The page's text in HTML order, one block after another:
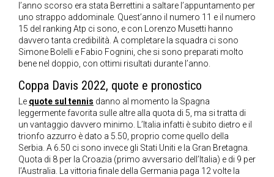
l’anno scorso era stata Berrettini a saltare l’appuntamento per
uno strappo addominale. Quest’anno il numero 11 e il numero
15 del ranking Atp ci sono, e con Lorenzo Musetti hanno
davvero tanta credibilità. A completare la squadra ci sono
Simone Bolelli e Fabio Fognini, che si sono preparati molto
bene nel doppio, con ottimi risultati durante l’anno.
Coppa Davis 2022, quote e pronostico
Le quote sul tennis danno al momento la Spagna
leggermente favorita sulle altre alla quota di 5, ma si tratta di
un vantaggio davvero minimo. L’Italia infatti è subito dietro e il
trionfo azzurro è dato a 5.50, proprio come quello della
Serbia. A 6.50 ci sono invece gli Stati Uniti e la Gran Bretagna.
Quota di 8 per la Croazia (primo avversario dell’Italia) e di 9 per
l’Australia. La vittoria finale della Germania paga 12 volte la